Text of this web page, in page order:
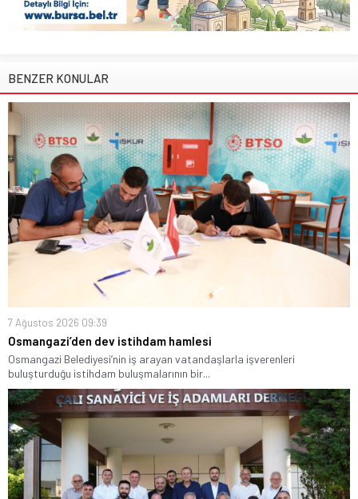
BENZER KONULAR
7 Ağustos 2026 09:39
Osmangazi’den dev istihdam hamlesi
Osmangazi Belediyesi’nin iş arayan vatandaşlarla işverenleri
buluşturduğu istihdam buluşmalarının bir...